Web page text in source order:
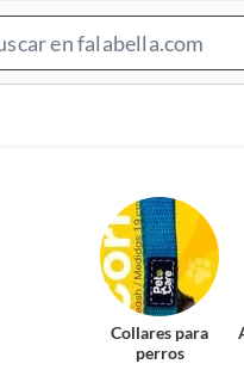
Collares para
perros